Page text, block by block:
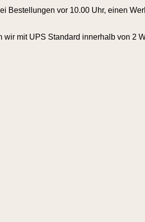
Bestellungen vor 10.00 Uhr, einen
mit UPS Standard innerhalb von 2